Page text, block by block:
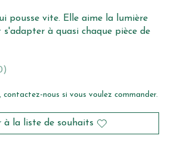
pousse vite. Elle aime la lumière
à quasi chaque pièce de
à
contactez-nous si vous voulez commander.
à la liste de souhaits